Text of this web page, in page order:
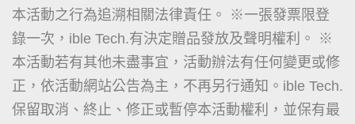
本活動之行為追溯相關法律責任。 ※一張發票限登
錄一次，ible Tech.有決定贈品發放及聲明權利。 ※
本活動若有其他未盡事宜，活動辦法有任何變更或修
正，依活動網站公告為主，不再另行通知。ible Tech.
保留取消、終止、修正或暫停本活動權利，並保有最